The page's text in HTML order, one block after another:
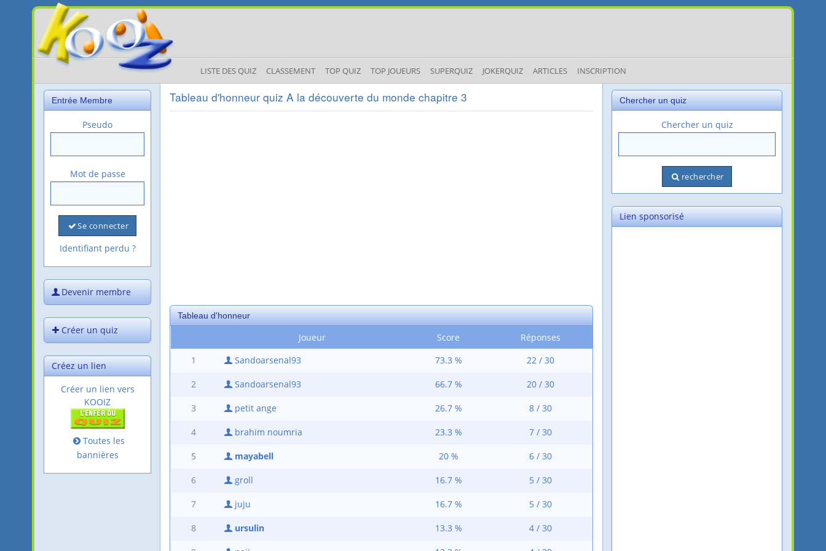
LISTE DES QUIZ CLASSEMENT TOP QUIZ TOP JOUEURS SUPERQUIZ JOKERQUIZ ARTICLES INSCRIPTION
Entrée Membre
Pseudo
Mot de passe
Se connecter
Identifiant perdu ?
Devenir membre
Créer un quiz
Créez un lien
Créer un lien vers
KOOIZ
Toutes les
bannières
Tableau d'honneur quiz A la découverte du monde chapitre 3
Tableau d'honneur
Joueur Score
Réponses
1
Sandoarsenal93 73.3 % 22 / 30
2 Sandoarsenal93 66.7 % 20 / 30
3 petit ange 26.7 % 8 / 30
4 brahim noumria 23.3 % 7 / 30
5 mayabell 20 % 6 / 30
6 groll 16.7 % 5 / 30
7 juju 16.7 % 5 / 30
8 ursulin 13.3 % 4 / 30
Chercher un quiz
Chercher un quiz
rechercher
Lien sponsorisé